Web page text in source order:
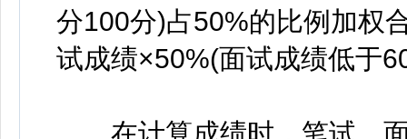
分100分)占50%的比例加权
试成绩×50%(面试成绩低于